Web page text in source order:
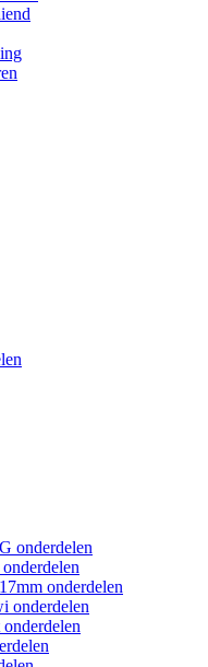
onderdelen
onderdelen
onderdelen